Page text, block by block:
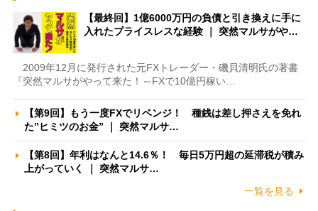
【最終回】1億6000万円の負債と引き換えに手に
入れたプライスレスな経験 ｜ 突然マルサがや…
2009年12月に発行された元FXトレーダー・磯貝清明氏の著書
『突然マルサがやって来た！～FXで10億円稼い…
【第9回】もう一度FXでリベンジ！ 種銭は差し押さえを免れ
た”ヒミツのお金” ｜ 突然マルサ…
【第8回】年利はなんと14.6％！ 毎日5万円超の延滞税が積み
上がっていく ｜ 突然マルサ…
一覧を見る